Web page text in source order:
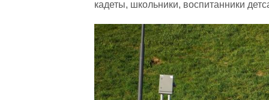
кадеты, школьники, воспитанники